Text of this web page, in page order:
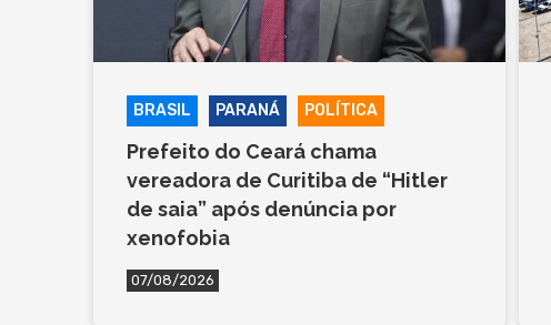
BRASIL PARANÁ POLÍTICA
Prefeito do Ceará chama
vereadora de Curitiba de “Hitler
de saia” após denúncia por
xenofobia
07/08/2026